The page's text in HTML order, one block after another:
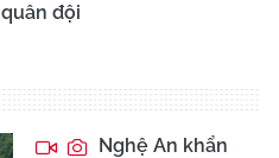
quân đội
Nghệ An khẩn